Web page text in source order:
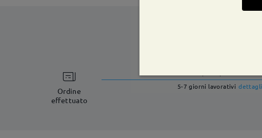
Ordine
effettuato
5-7 giorni lavorativi dettagli